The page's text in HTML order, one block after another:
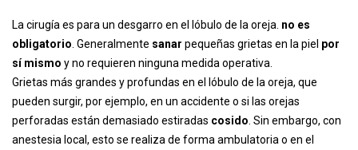
La cirugía es para un desgarro en el lóbulo de la oreja. no es
obligatorio . Generalmente sanar pequeñas grietas en la piel por
sí mismo y no requieren ninguna medida operativa.
Grietas más grandes y profundas en el lóbulo de la oreja, que
pueden surgir, por ejemplo, en un accidente o si las orejas
perforadas están demasiado estiradas cosido . Sin embargo, con
anestesia local, esto se realiza de forma ambulatoria o en el